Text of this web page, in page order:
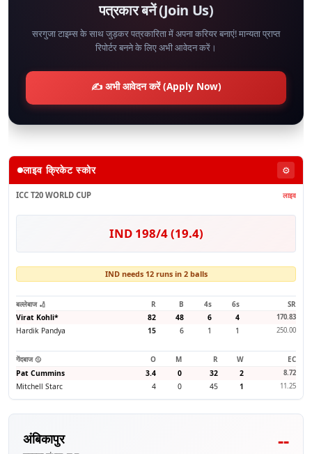
पत्रकार बनें (Join Us)
सरगुजा टाइम्स के साथ जुड़कर पत्रकारिता में अपना करियर बनाएं! मान्यता प्राप्त
रिपोर्टर बनने के लिए अभी आवेदन करें।
✍️ अभी आवेदन करें (Apply Now)
लाइव क्रिकेट स्कोर ⚙️
ICC T20 WORLD CUP लाइव
IND 198/4 (19.4)
IND needs 12 runs in 2 balls
बल्लेबाज 🏏 R B 4s 6s
SR
Virat Kohli* 82 48 6 4 170.83
Hardik Pandya 15 6 1 1 250.00
गेंदबाज 🥎 O M R W
EC
Pat Cummins
3.4 0 32 2 8.72
Mitchell Starc 4 0 45 1 11.25
अंबिकापुर --